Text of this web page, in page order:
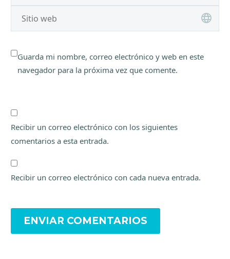
Guarda mi nombre, correo electrónico y web en este
navegador para la próxima vez que comente.
Recibir un correo electrónico con los siguientes
comentarios a esta entrada.
Recibir un correo electrónico con cada nueva entrada.
ENVIAR COMENTARIOS